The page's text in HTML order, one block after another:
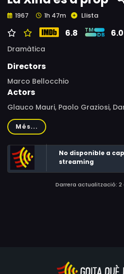
1967 1h 47m Llista
6.8 6.0
Dramàtica
Directors
Marco Bellocchio
Actors
Glauco Mauri, Paolo Graziosi,
Pierluigi Aprà, Alessandro
Cassinelli, Renato Jalenti, Mimma
Marchi, Giuliano Todeschini,
Arcangeli, Irma Silimbani,
Longanesi, Remigio Bettoli,
Berdondini, Sofia Zanelli, Izza
Més...
No disponible a
streaming
Darrera actualització: 2